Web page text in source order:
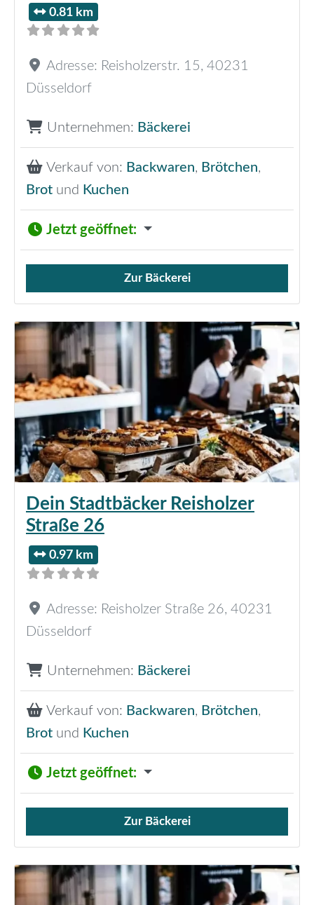
0.81 km
Adresse: Reisholzerstr. 15, 40231
Düsseldorf
Unternehmen: Bäckerei
Verkauf von: Backwaren, Brötchen,
Brot und Kuchen
Jetzt geöffnet:
Verkauf von Brötchen,
Zur Bäckerei
Dein Stadtbäcker Reisholzer
Straße 26
0.97 km
Adresse: Reisholzer Straße 26, 40231
Düsseldorf
Unternehmen: Bäckerei
Verkauf von: Backwaren, Brötchen,
Brot und Kuchen
Jetzt geöffnet:
Verkauf von Brötchen,
Zur Bäckerei